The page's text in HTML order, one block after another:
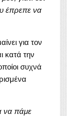
έπρεπε να
για τον
κατά την
συχνά
να πάμε